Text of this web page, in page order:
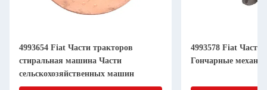
4993654 Fiat Части тракторов
стиральная машина Части
сельскохозяйственных машин
4993578 Fiat Части
Гончарные